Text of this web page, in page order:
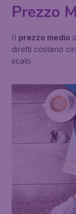
Prezzo
Il prezzo medio
diretti costano
scalo